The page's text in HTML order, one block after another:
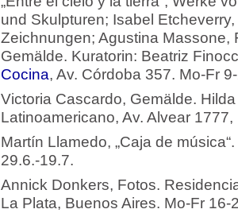
und Skulpturen; Isabel
Zeichnungen; Agustina Massone,
Gemälde. Kuratorin: Beatriz
Cocina, Av. Córdoba 357. Mo-Fr
Victoria Cascardo, Gemälde.
Latinoamericano, Av. Alvear
Martín Llamedo, „Caja de
29.6.-19.7.
Annick Donkers, Fotos.
La Plata, Buenos Aires. Mo-Fr 16-